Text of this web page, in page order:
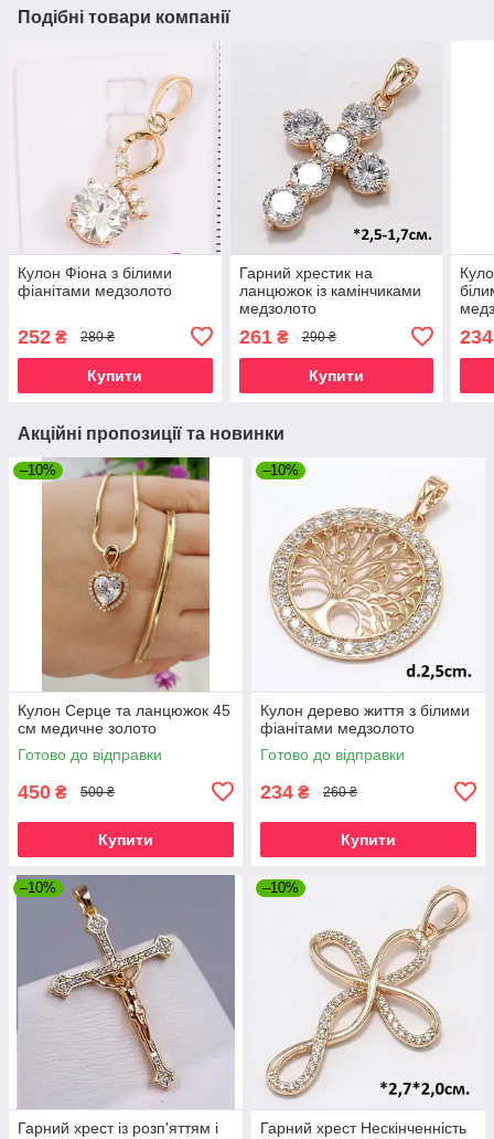
Подібні товари компанії
Кулон Фіона з білими
фіанітами медзолото
252 ₴ 280 ₴
Купити
Гарний хрестик на
ланцюжок із камінчиками
медзолото
261₴ 290 ₴
Купити
234
Акційні пропозиції та новинки
–10%
Кулон Серце та ланцюжок 45
см медичне золото
Готово до відправки
450 ₴ 500 ₴
Купити
–10%
Кулон дерево життя з білими
фіанітами медзолото
Готово до відправки
234 ₴ 260 ₴
Купити
–10%
Гарний хрест із розп'яттям і
–10%
Гарний хрест Нескінченність